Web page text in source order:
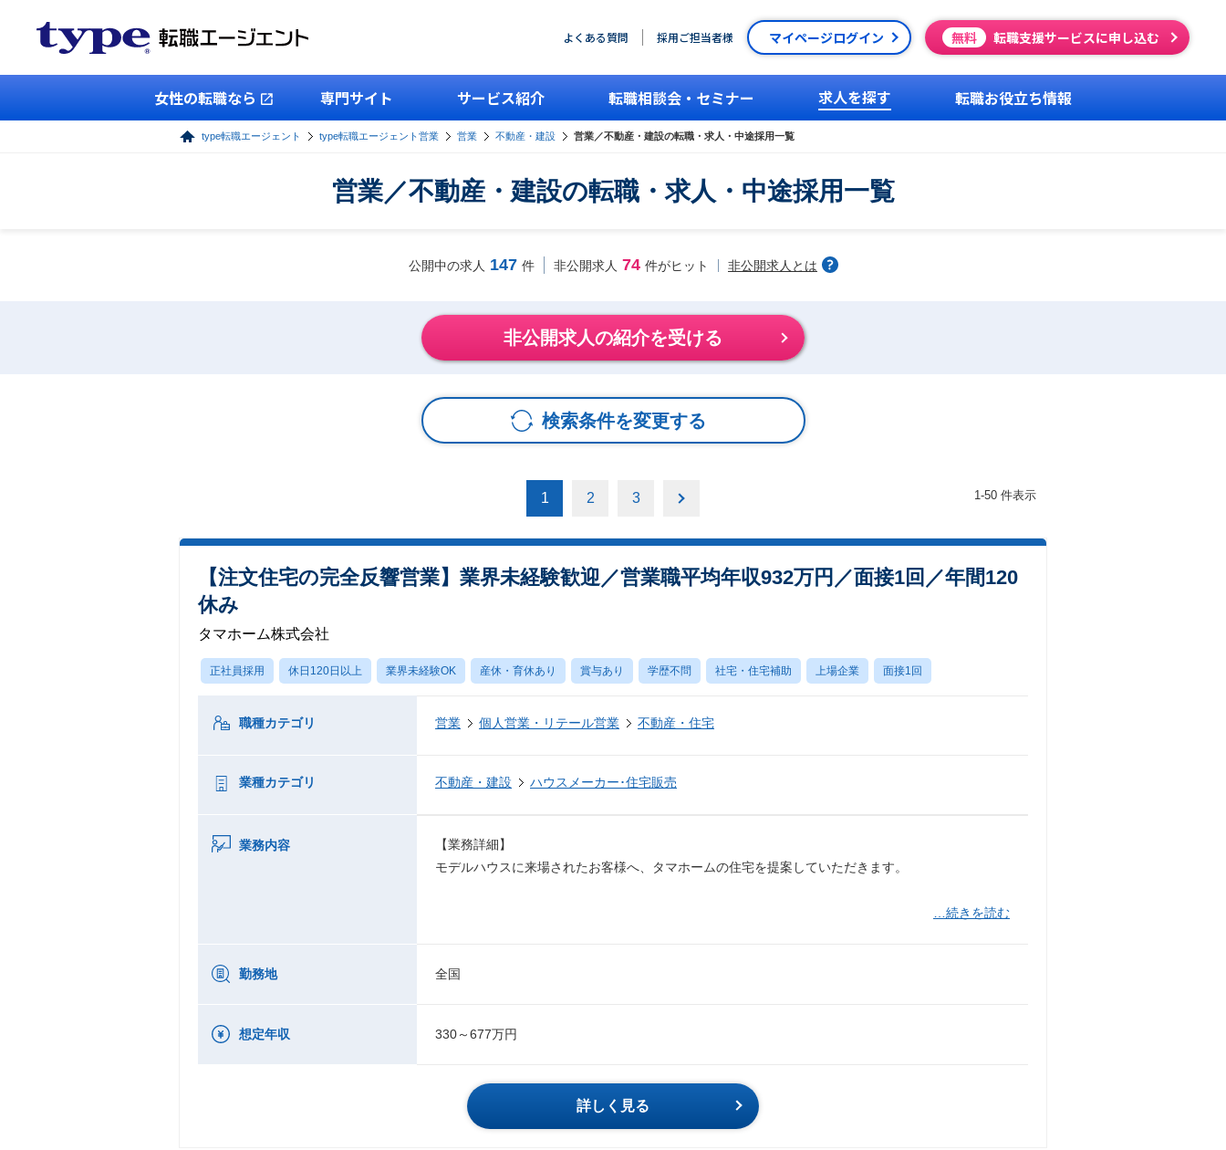
よくある質問 採用ご担当者様 マイページログイン 無料 転職支援サービスに申し込む
女性の転職なら 専門サイト サービス紹介 転職相談会・セミナー 求人を探す 転職お役立ち情報
type転職エージェント type転職エージェント営業 営業 不動産・建設 営業／不動産・建設の転職・求人・中途採用一覧
営業／不動産・建設の転職・求人・中途採用一覧
公開中の求人 147 件 非公開求人 74 件がヒット 非公開求人とは
非公開求人の紹介を受ける
検索条件を変更する
1 2 3 1-50 件表示
【注文住宅の完全反響営業】業界未経験歓迎／営業職平均年収932万円／面接1回／年間120
休み
タマホーム株式会社
正社員採用 休日120日以上 業界未経験OK 産休・育休あり 賞与あり 学歴不問 社宅・住宅補助 上場企業 面接1回
職種カテゴリ 営業 個人営業・リテール営業 不動産・住宅
業種カテゴリ 不動産・建設 ハウスメーカー･住宅販売
業務内容
【業務詳細】
モデルハウスに来場されたお客様へ、タマホームの住宅を提案していただきます。
…続きを読む
勤務地 全国
想定年収 330～677万円
詳しく見る